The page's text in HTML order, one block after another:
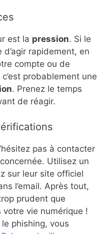
est la pression. Si le
rapidement, en
compte ou de
probablement une
. Prenez le temps
de réagir.
pas à contacter
Utilisez un
sur leur site officiel
l’email. Après tout,
prudent que
votre vie numérique !
phishing, vous